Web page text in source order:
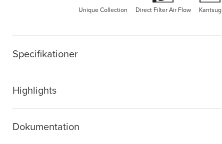
Unique Collection Direct Filter Air Flow Kantsug
Specifikationer
Highlights
Dokumentation